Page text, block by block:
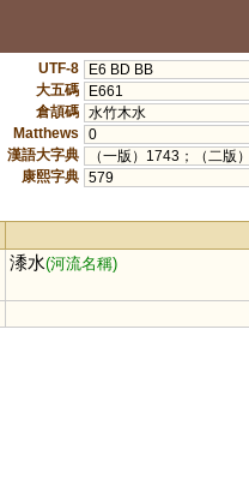
UTF-8
E6 BD BB
大五碼
E661
倉頡碼 水竹木水
Matthews
0
漢語大字典
（一版）1743；（二版
康熙字典 579
潻水(河流名稱)